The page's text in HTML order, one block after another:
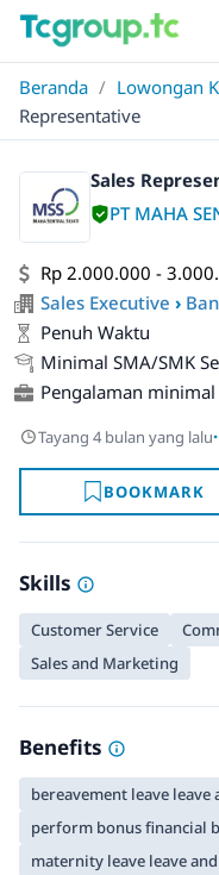
Beranda / Lowongan
Representative
Sales
PT MAHA
Rp 2.000.000 -
Sales Executive ›
Penuh Waktu
Minimal SMA/SMK
Pengalaman
Tayang 4 bulan yang lalu·
BOOKMARK
Skills
Customer Service
Sales and Marketing
Benefits
bereavement leave
perform bonus financial
maternity leave leave